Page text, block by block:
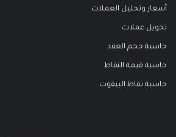
أسعار وتحليل العملات
تحويل عملات
حاسبة حجم العقد
حاسبة قيمة النقاط
حاسبة نقاط البيفوت